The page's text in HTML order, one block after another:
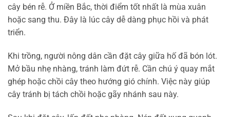
cây bén rễ. Ở miền Bắc, thời điểm tốt nhất là mùa xuân
hoặc sang thu. Đây là lúc cây dễ dàng phục hồi và phát
triển.
Khi trồng, người nông dân cần đặt cây giữa hố đã bón lót.
Mở bầu nhẹ nhàng, tránh làm đứt rễ. Cần chú ý quay mắt
ghép hoặc chồi cây theo hướng gió chính. Việc này giúp
cây tránh bị tách chồi hoặc gãy nhánh sau này.